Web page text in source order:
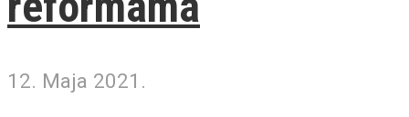
12. Maja 2021.